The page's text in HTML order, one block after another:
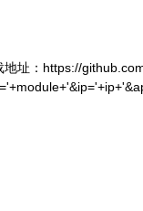
址：https://